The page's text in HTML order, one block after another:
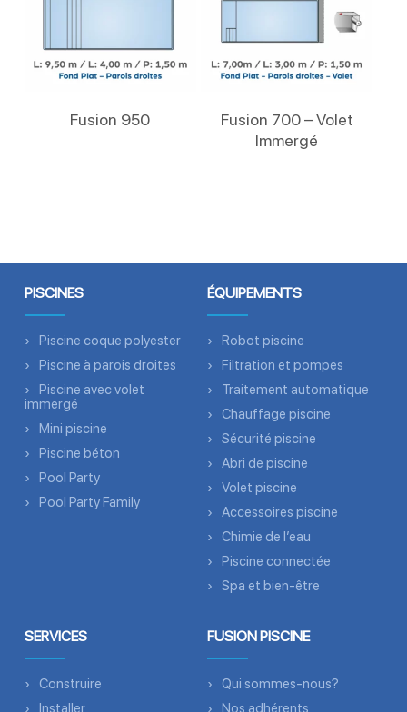
Fusion 950
Fusion 700 – Volet
Immergé
PISCINES
Piscine coque polyester
Piscine à parois droites
Piscine avec volet
immergé
Mini piscine
Piscine béton
Pool Party
Pool Party Family
ÉQUIPEMENTS
Robot piscine
Filtration et pompes
Traitement automatique
Chauffage piscine
Sécurité piscine
Abri de piscine
Volet piscine
Accessoires piscine
Chimie de l’eau
Piscine connectée
Spa et bien-être
SERVICES
Construire
Installer
FUSION PISCINE
Qui sommes-nous?
Nos adhérents